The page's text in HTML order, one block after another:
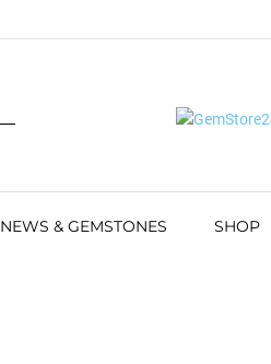
NEWS & GEMSTONES SHOP